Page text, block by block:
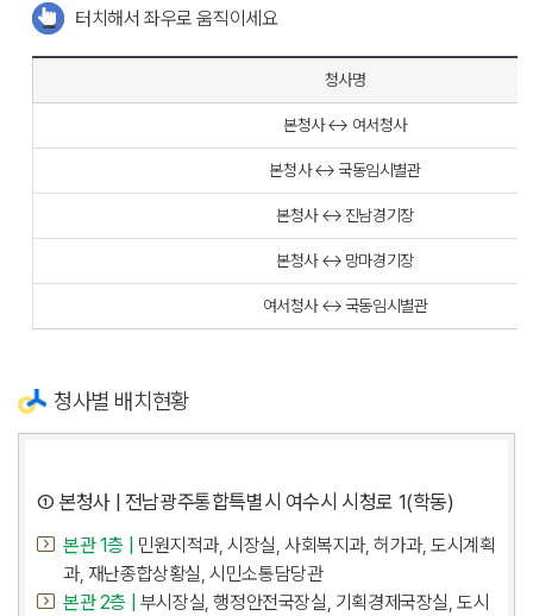
터치해서 좌우로 움직이세요
청사명
본청사 ↔ 여서청사
본청사 ↔ 국동임시별관
본청사 ↔ 진남경기장
본청사 ↔ 망마경기장
여서청사 ↔ 국동임시별관
청사별 배치현황
① 본청사 | 전남광주통합특별시 여수시 시청로 1(학동)
본관 1층 |
민원지적과, 시장실, 사회복지과, 허가과, 도시계획
과, 재난종합상황실, 시민소통담당관
본관 2층 |
부시장실, 행정안전국장실, 기획경제국장실, 도시